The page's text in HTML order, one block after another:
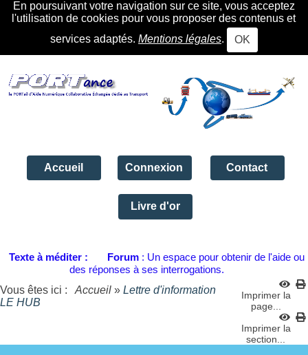
En poursuivant votre navigation sur ce site, vous acceptez
l'utilisation de cookies pour vous proposer des contenus et
services adaptés. Mentions légales. OK
Accueil Connexion Contact
Livre d'or
Texte à méditer : Forum : Un espace pour obtenir de l'aide ou
des réponses à ses interrogations.
Vous êtes ici :
Accueil » Lettre d'information
LE HUB
Imprimer la
page...
Imprimer la
section...